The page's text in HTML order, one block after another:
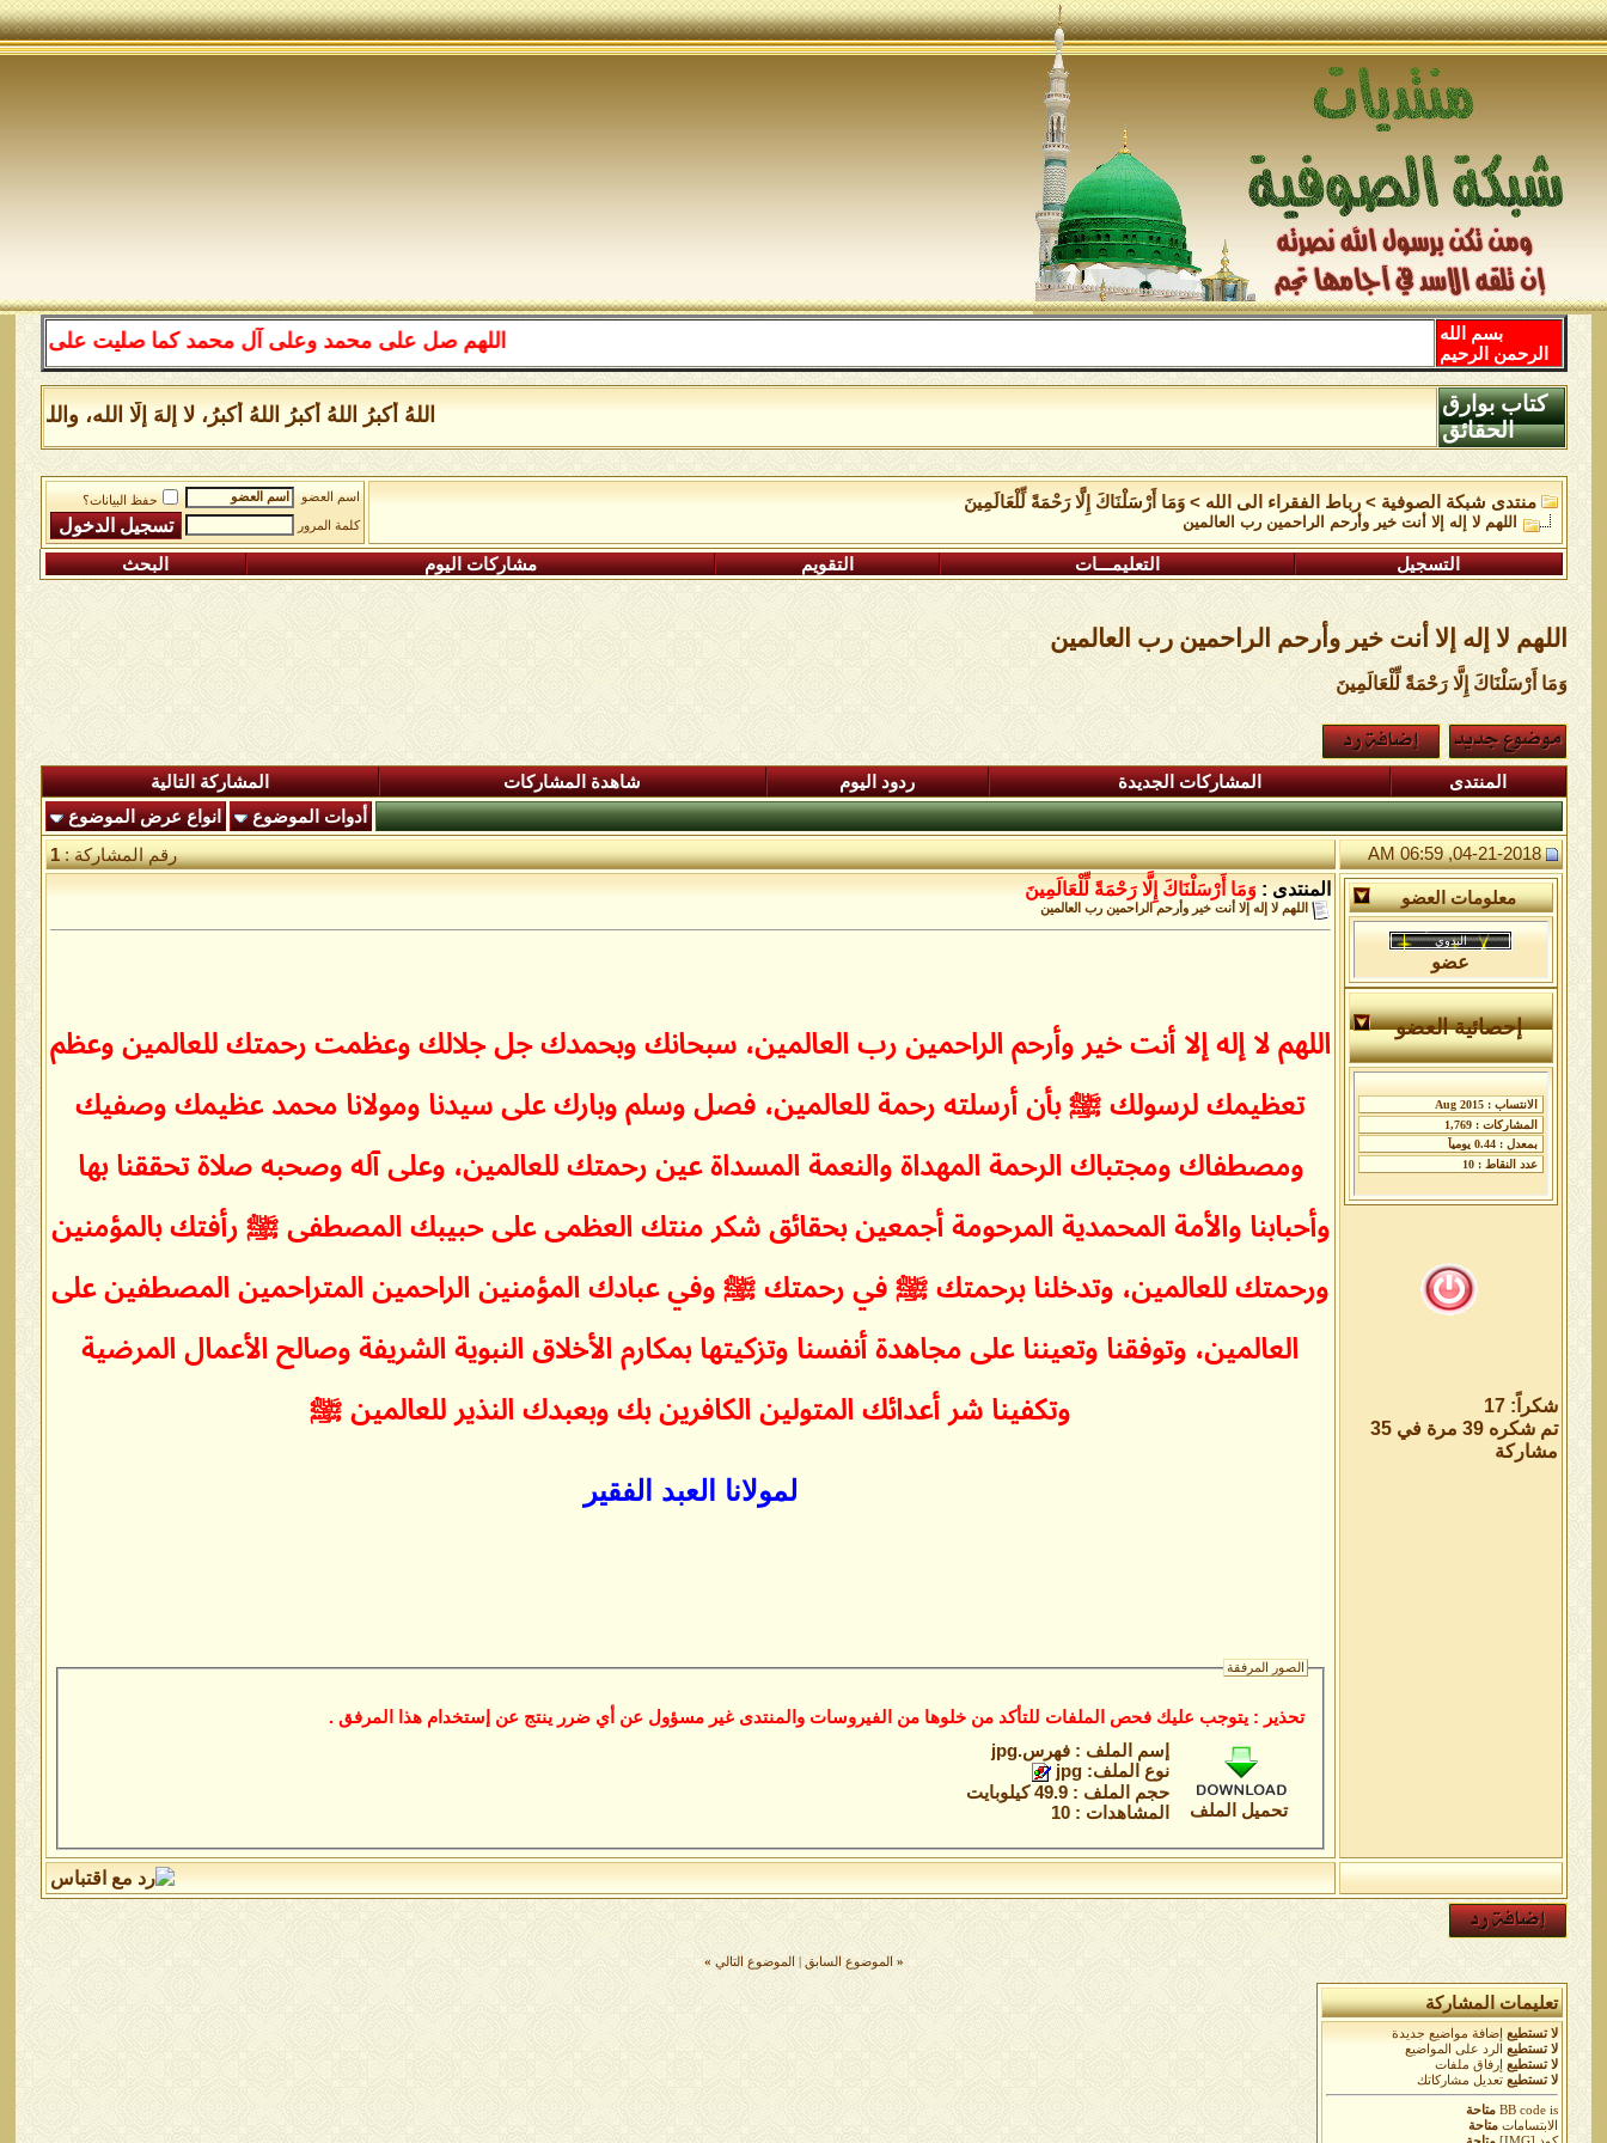
اللهم صل على محمد وعلى آل محمد كما صليت على إبراهيم
بسم الله
الرحمن الرحيم
اللهُ أكبرُ اللهُ أكبرُ اللهُ أكبرُ، لا إلهَ إلَّا الله،
كتاب بوارق
الحقائق
منتدى شبكة الصوفية >رباط الفقراء الى الله >وَمَا أَرْسَلْنَاكَ إِلَّا رَحْمَةً لِّلْعَالَمِينَ
اللهم لا إله إلا أنت خير وأرحم الراحمين رب العالمين
اسم العضو
حفظ البيانات؟
كلمة المرور
التسجيل التعليمـــات التقويم مشاركات اليوم البحث
اللهم لا إله إلا أنت خير وأرحم الراحمين رب العالمين
وَمَا أَرْسَلْنَاكَ إِلَّا رَحْمَةً لِّلْعَالَمِينَ
المنتدى المشاركات الجديدة ردود اليوم شاهدة المشاركات
المشاركة التالية
أدوات الموضوع
انواع عرض الموضوع
04-21-2018, 06:59 AM
رقم المشاركة :1
معلومات العضو
عضو
إحصائية العضو
شكراً: 17
تم شكره 39 مرة في 35
مشاركة
المنتدى : وَمَا أَرْسَلْنَاكَ إِلَّا رَحْمَةً لِّلْعَالَمِينَ
اللهم لا إله إلا أنت خير وأرحم الراحمين رب العالمين
اللهم لا إله إلا أنت خير وأرحم الراحمين رب العالمين، سبحانك وبحمدك جل جلالك وعظمت رحمتك للعالمين وعظم
تعظيمك لرسولك ﷺ بأن أرسلته رحمة للعالمين، فصل وسلم وبارك على سيدنا ومولانا محمد عظيمك وصفيك
ومصطفاك ومجتباك الرحمة المهداة والنعمة المسداة عين رحمتك للعالمين، وعلى آله وصحبه صلاة تحققنا بها
وأحبابنا والأمة المحمدية المرحومة أجمعين بحقائق شكر منتك العظمى على حبيبك المصطفى ﷺ رأفتك بالمؤمنين
ورحمتك للعالمين، وتدخلنا برحمتك ﷺ في رحمتك ﷺ وفي عبادك المؤمنين الراحمين المتراحمين المصطفين على
العالمين، وتوفقنا وتعيننا على مجاهدة أنفسنا وتزكيتها بمكارم الأخلاق النبوية الشريفة وصالح الأعمال المرضية
وتكفينا شر أعدائك المتولين الكافرين بك وبعبدك النذير للعالمين ﷺ
لمولانا العبد الفقير
الصور المرفقة
تحذير : يتوجب عليك فحص الملفات للتأكد من خلوها من الفيروسات والمنتدى غير مسؤول عن أي ضرر ينتج عن إستخدام هذا المرفق .
تحميل الملف
إسم الملف :فهرس.jpg‏
نوع الملف: jpg
حجم الملف : 49.9 كيلوبايت
المشاهدات : 10
« الموضوع السابق الموضوع التالي »
تعليمات المشاركة
لا تستطيع
إضافة مواضيع جديدة
لا تستطيع
الرد على المواضيع
لا تستطيع
إرفاق ملفات
لا تستطيع تعديل مشاركاتك
BB codeis
متاحة
الابتسامات متاحة